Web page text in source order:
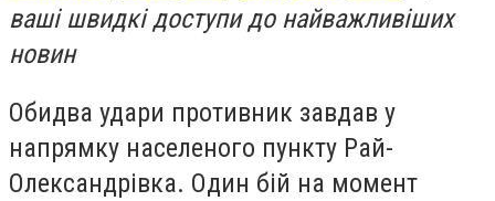
ваші швидкі доступи до найважливіших
новин
Обидва удари противник завдав у
напрямку населеного пункту Рай-
Олександрівка. Один бій на момент